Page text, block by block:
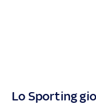
Lo Sporting